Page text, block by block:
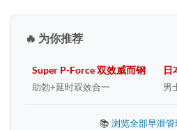
🔥 为你推荐
Super P-Force 双效威而钢
助勃+延时双效合一
日
男
📚 浏览全部早泄